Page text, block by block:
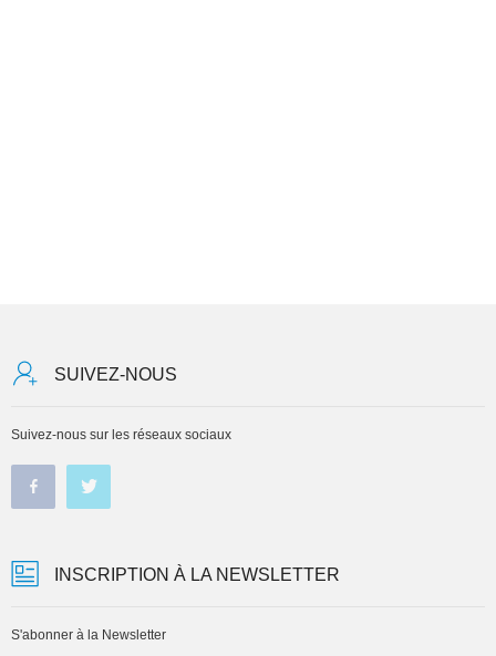
SUIVEZ-NOUS
Suivez-nous sur les réseaux sociaux
INSCRIPTION À LA NEWSLETTER
S'abonner à la Newsletter